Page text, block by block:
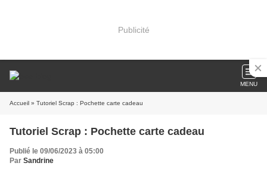
Publicité
MENU
Accueil » Tutoriel Scrap : Pochette carte cadeau
Tutoriel Scrap : Pochette carte cadeau
Publié le 09/06/2023 à 05:00
Par Sandrine